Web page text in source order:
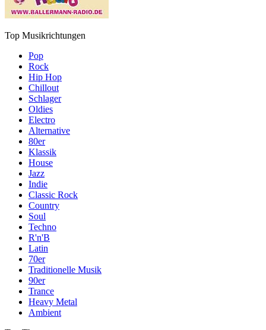
Top Musikrichtungen
Pop
Rock
Hip Hop
Chillout
Schlager
Oldies
Electro
Alternative
80er
Klassik
House
Jazz
Indie
Classic Rock
Country
Soul
Techno
R'n'B
Latin
70er
Traditionelle Musik
90er
Trance
Heavy Metal
Ambient